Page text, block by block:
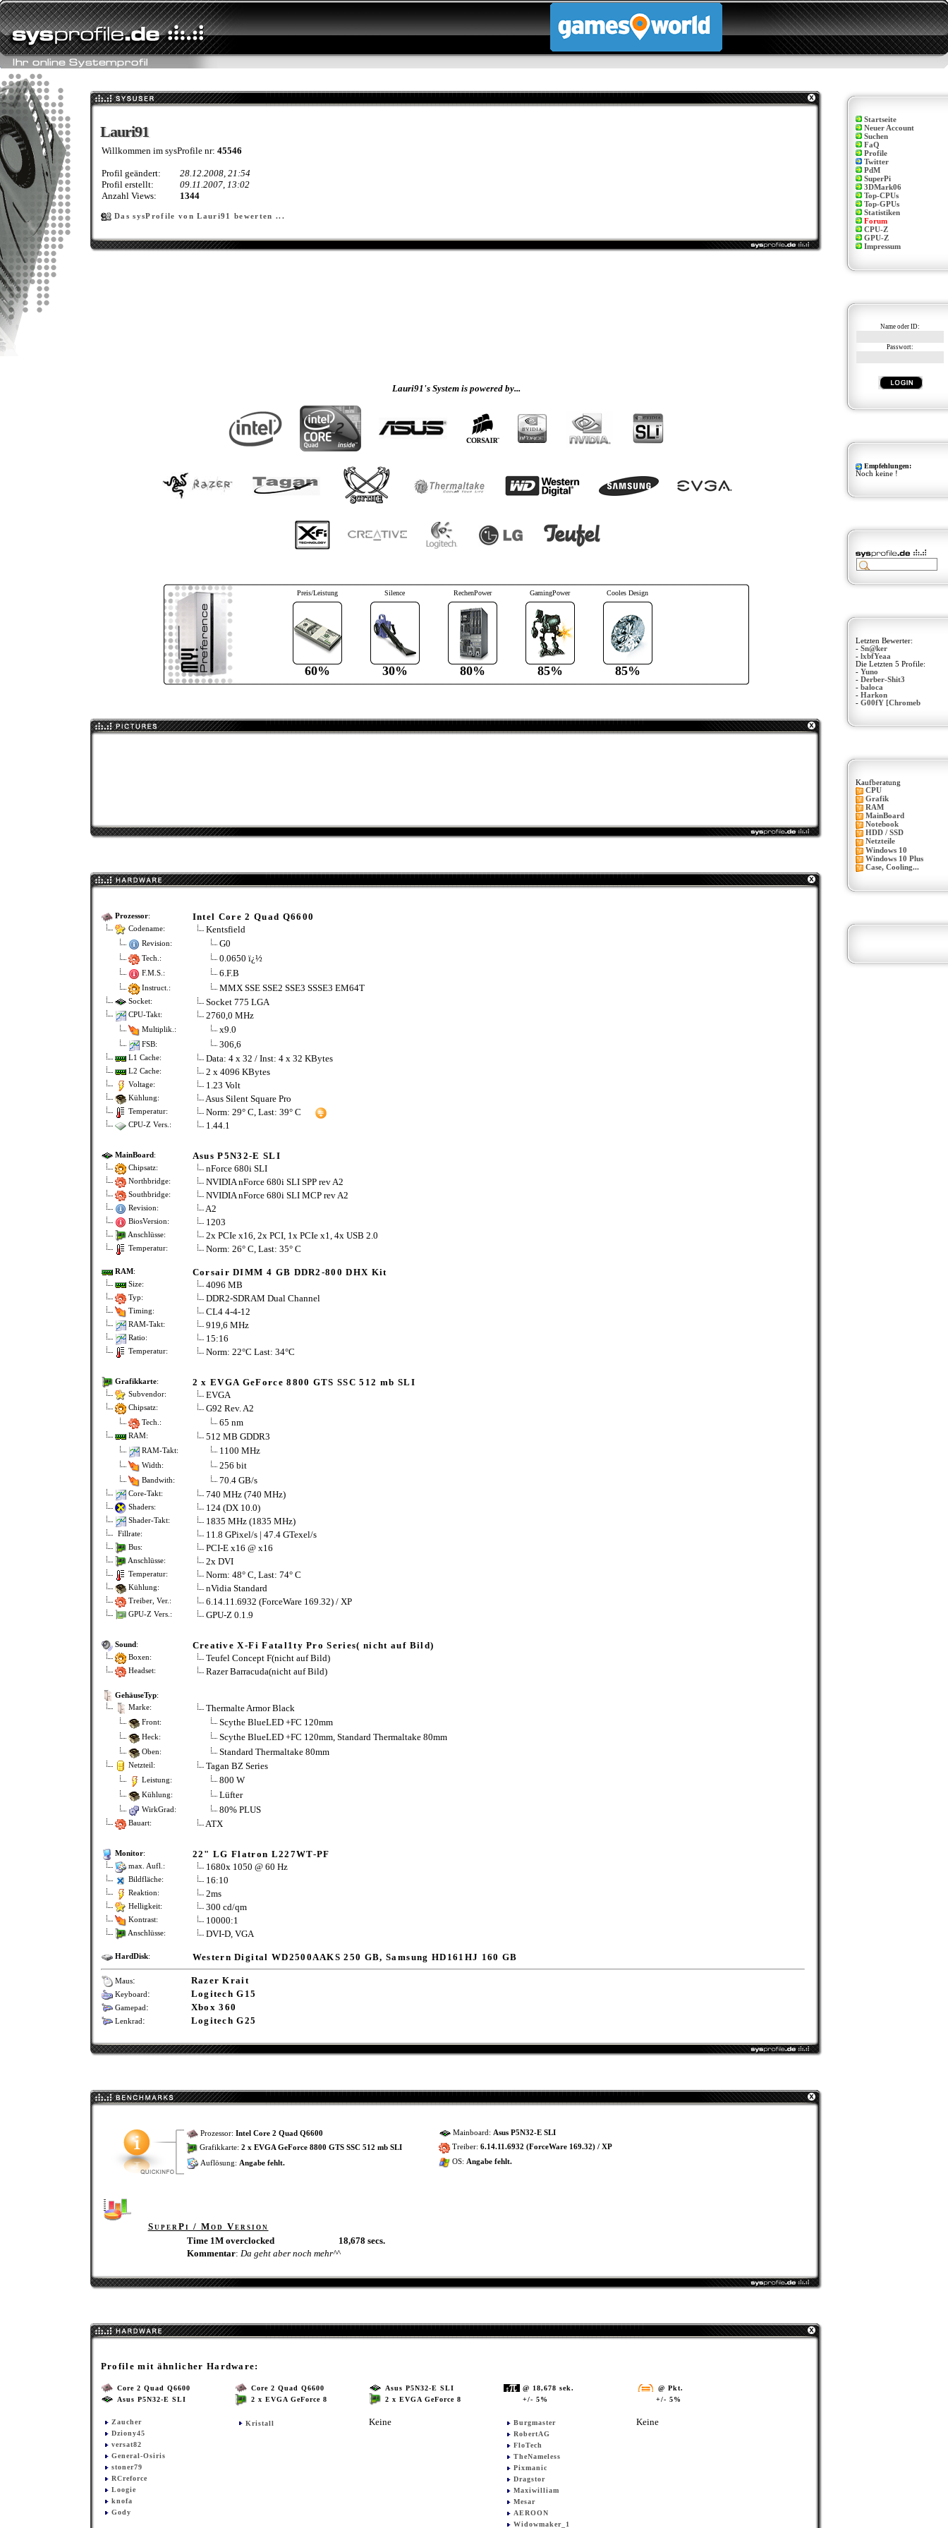
Lauri91
Lauri91
Willkommen im sysProfile nr: 45546
Profil geändert:
28.12.2008, 21:54
Profil erstellt:
09.11.2007, 13:02
Anzahl Views:
1344
Das sysProfile von Lauri91 bewerten ...
Lauri91's System is powered by...
Preis/Leistung
60%
Silence
30%
RechenPower
80%
GamingPower
85%
Cooles Design
85%
Prozessor: Intel Core 2 Quad Q6600
Codename: Kentsfield
Revision: G0
Tech.: 0.0650 ï¿½
F.M.S.: 6.F.B
Instruct.: MMX SSE SSE2 SSE3 SSSE3 EM64T
Socket: Socket 775 LGA
CPU-Takt: 2760,0 MHz
Multiplik.: x9.0
FSB: 306,6
L1 Cache: Data: 4 x 32 / Inst: 4 x 32 KBytes
L2 Cache: 2 x 4096 KBytes
Voltage: 1.23 Volt
Kühlung: Asus Silent Square Pro
Temperatur: Norm: 29° C, Last: 39° C
CPU-Z Vers.: 1.44.1
MainBoard: Asus P5N32-E SLI
Chipsatz: nForce 680i SLI
Northbridge: NVIDIA nForce 680i SLI SPP rev A2
Southbridge: NVIDIA nForce 680i SLI MCP rev A2
Revision: A2
BiosVersion: 1203
Anschlüsse: 2x PCIe x16, 2x PCI, 1x PCIe x1, 4x USB 2.0
Temperatur: Norm: 26° C, Last: 35° C
RAM: Corsair DIMM 4 GB DDR2-800 DHX Kit
Size: 4096 MB
Typ: DDR2-SDRAM Dual Channel
Timing: CL4 4-4-12
RAM-Takt: 919,6 MHz
Ratio: 15:16
Temperatur: Norm: 22°C Last: 34°C
Grafikkarte: 2 x EVGA GeForce 8800 GTS SSC 512 mb SLI
Subvendor: EVGA
Chipsatz: G92 Rev. A2
Tech.: 65 nm
RAM: 512 MB GDDR3
RAM-Takt: 1100 MHz
Width: 256 bit
Bandwith: 70.4 GB/s
Core-Takt: 740 MHz (740 MHz)
Shaders: 124 (DX 10.0)
Shader-Takt: 1835 MHz (1835 MHz)
Fillrate: 11.8 GPixel/s | 47.4 GTexel/s
Bus: PCI-E x16 @ x16
Anschlüsse: 2x DVI
Temperatur: Norm: 48° C, Last: 74° C
Kühlung: nVidia Standard
Treiber, Ver.: 6.14.11.6932 (ForceWare 169.32) / XP
GPU-Z Vers.: GPU-Z 0.1.9
Sound: Creative X-Fi Fatal1ty Pro Series( nicht auf Bild)
Boxen: Teufel Concept F(nicht auf Bild)
Headset: Razer Barracuda(nicht auf Bild)
GehäuseTyp:
Marke:
Thermalte Armor Black
Front: Scythe BlueLED +FC 120mm
Heck: Scythe BlueLED +FC 120mm, Standard Thermaltake 80mm
Oben: Standard Thermaltake 80mm
Netzteil: Tagan BZ Series
Leistung: 800 W
Kühlung: Lüfter
WirkGrad: 80% PLUS
Bauart: ATX
Monitor: 22" LG Flatron L227WT-PF
max. Aufl.: 1680x 1050 @ 60 Hz
Bildfläche: 16:10
Reaktion: 2ms
Helligkeit: 300 cd/qm
Kontrast: 10000:1
Anschlüsse: DVI-D, VGA
HardDisk: Western Digital WD2500AAKS 250 GB, Samsung HD161HJ 160 GB
Maus: Razer Krait
Keyboard: Logitech G15
Gamepad: Xbox 360
Lenkrad: Logitech G25
Prozessor: Intel Core 2 Quad Q6600
Grafikkarte: 2 x EVGA GeForce 8800 GTS SSC 512 mb SLI
Auflösung: Angabe fehlt.
Mainboard: Asus P5N32-E SLI
Treiber: 6.14.11.6932 (ForceWare 169.32) / XP
OS: Angabe fehlt.
SuperPi / Mod Version
Time 1M overclocked
18,678 secs.
Kommentar: Da geht aber noch mehr^^
Profile mit ähnlicher Hardware:
Core 2 Quad Q6600
Asus P5N32-E SLI
Zaucher
Dziony45
versat82
General-Osiris
stoner79
RCreforce
Loogie
knofa
Gody
Core 2 Quad Q6600
2 x EVGA GeForce 8
Kristall
Asus P5N32-E SLI
2 x EVGA GeForce 8
Keine
@ 18,678 sek.
+/- 5%
Burgmaster
RobertAG
FloTech
TheNameless
Pixmanic
Dragstor
Maxiwilliam
Mesar
AEROON
Widowmaker_1
@ Pkt.
+/- 5%
Keine
Startseite
Neuer Account
Suchen
FaQ
Profile
Twitter
PdM
SuperPi
3DMark06
Top-CPUs
Top-GPUs
Statistiken
Forum
CPU-Z
GPU-Z
Impressum
Name oder ID:
Passwort:
Empfehlungen:
Noch keine !
Letzten Bewerter:
- Sn@ker
- lxbfYeaa
Die Letzten 5 Profile:
- Yuno
- Derber-Shit3
- baloca
- Harkon
- G00fY [Chromeb
Kaufberatung
CPU
Grafik
RAM
MainBoard
Notebook
HDD / SSD
Netzteile
Windows 10
Windows 10 Plus
Case, Cooling...